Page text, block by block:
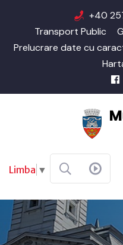
+40
Transport Public
Prelucrare date cu
Limba ▼